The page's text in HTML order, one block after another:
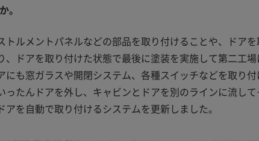
。
ルメントパネルなどの部品を取り付けることや、ドア
ドアを取り付けた状態で最後に塗装を実施して第二工
も窓ガラスや開閉システム、各種スイッチなどを取り
たんドアを外し、キャビンとドアを別のラインに流し
を自動で取り付けるシステムを更新しました。